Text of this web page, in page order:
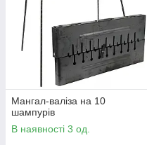
Мангал-валіза на 10
шампурів
В наявності 3 од.